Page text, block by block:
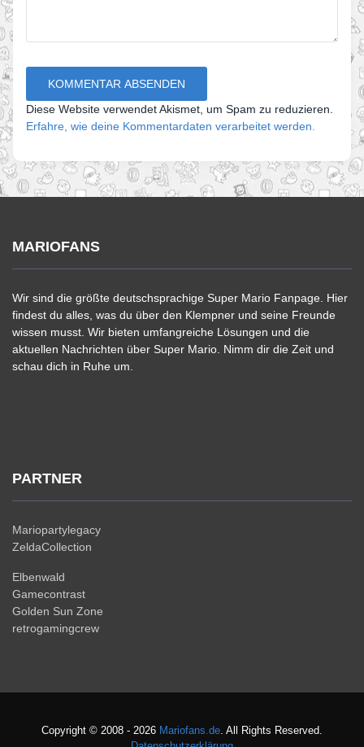
Diese Website verwendet Akismet, um Spam zu reduzieren.
Erfahre, wie deine Kommentardaten verarbeitet werden.
MARIOFANS
Wir sind die größte deutschsprachige Super Mario Fanpage. Hier
findest du alles, was du über den Klempner und seine Freunde
wissen musst. Wir bieten umfangreiche Lösungen und die
aktuellen Nachrichten über Super Mario. Nimm dir die Zeit und
schau dich in Ruhe um.
PARTNER
Mariopartylegacy
ZeldaCollection
Elbenwald
Gamecontrast
Golden Sun Zone
retrogamingcrew
Copyright © 2008 - 2026 Mariofans.de. All Rights Reserved.